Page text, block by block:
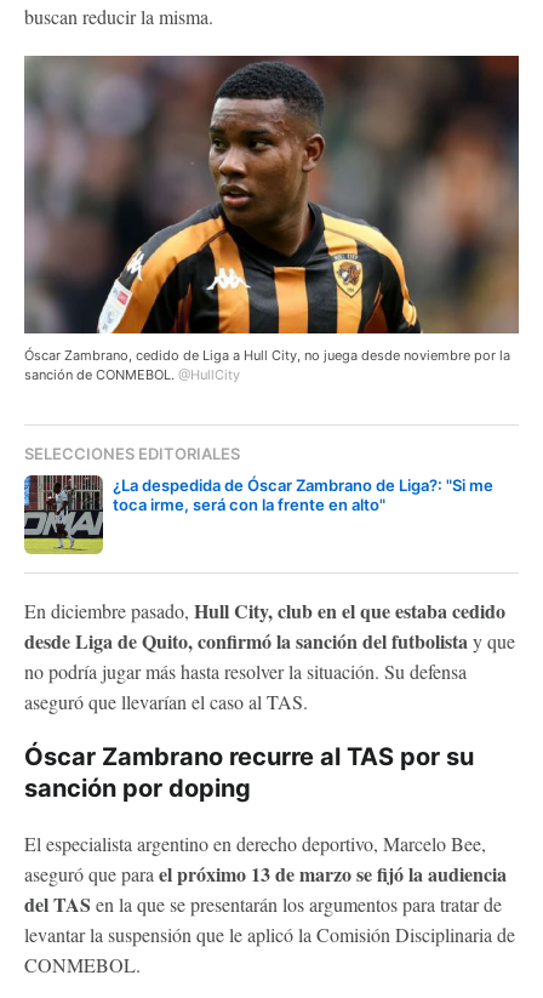
buscan reducir la misma.
Óscar Zambrano, cedido de Liga a Hull City, no juega desde noviembre por la
sanción de CONMEBOL. @HullCity
SELECCIONES EDITORIALES
¿La despedida de Óscar Zambrano de Liga?: "Si me
toca irme, será con la frente en alto"
En diciembre pasado, Hull City, club en el que estaba cedido
desde Liga de Quito, confirmó la sanción del futbolistay que
no podría jugar más hasta resolver la situación. Su defensa
aseguró que llevarían el caso al TAS.
Óscar Zambrano recurre al TAS por su
sanción por doping
El especialista argentino en derecho deportivo, Marcelo Bee,
aseguró que para el próximo 13 de marzo se fijó la audiencia
del TAS en la que se presentarán los argumentos para tratar de
levantar la suspensión que le aplicó la Comisión Disciplinaria de
CONMEBOL.